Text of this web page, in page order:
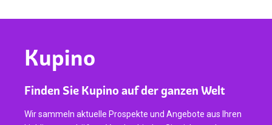
Kupino
Finden Sie Kupino auf der ganzen Welt
Wir sammeln aktuelle Prospekte und Angebote aus Ihren